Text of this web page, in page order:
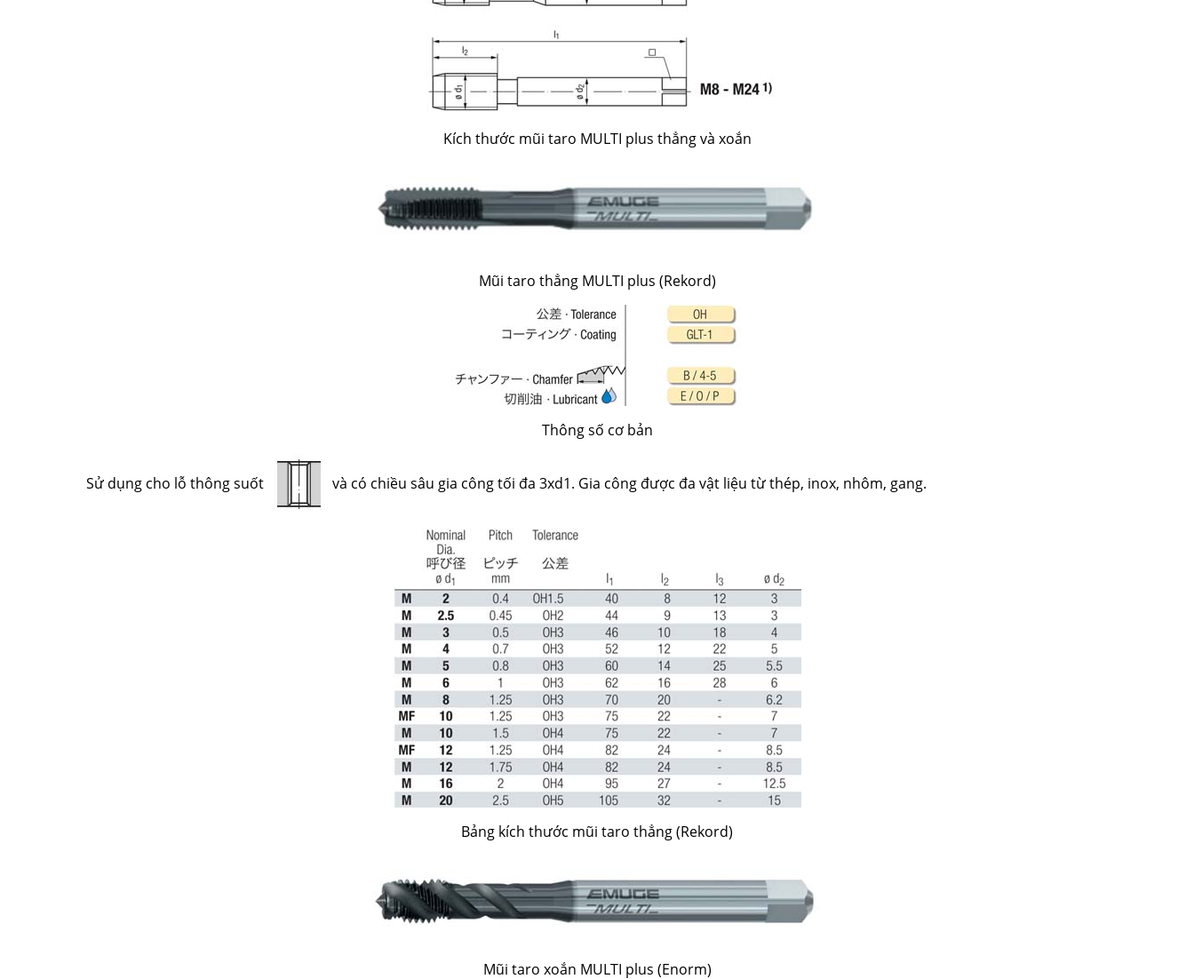
Kích thước mũi taro MULTI plus thẳng và xoắn
Mũi taro thẳng MULTI plus (Rekord)
Thông số cơ bản
Sử dụng cho lỗ thông suốt và có chiều sâu gia công tối đa 3xd1. Gia công được đa vật liệu từ thép, inox, nhôm, gang.
Bảng kích thước mũi taro thẳng (Rekord)
Mũi taro xoắn MULTI plus (Enorm)